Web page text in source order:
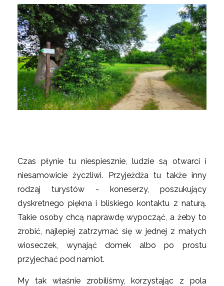
Czas płynie tu niespiesznie, ludzie są otwarci i
niesamowicie życzliwi. Przyjeżdża tu także inny
rodzaj turystów - koneserzy, poszukujący
dyskretnego piękna i bliskiego kontaktu z naturą.
Takie osoby chcą naprawdę wypocząć, a żeby to
zrobić, najlepiej zatrzymać się w jednej z małych
wioseczek, wynająć domek albo po prostu
przyjechać pod namiot.
My tak właśnie zrobiliśmy, korzystając z pola